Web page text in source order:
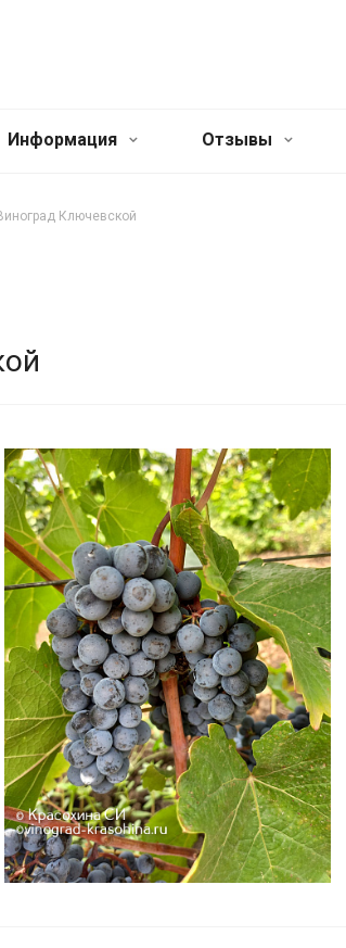
Информация Отзывы
Ключевской